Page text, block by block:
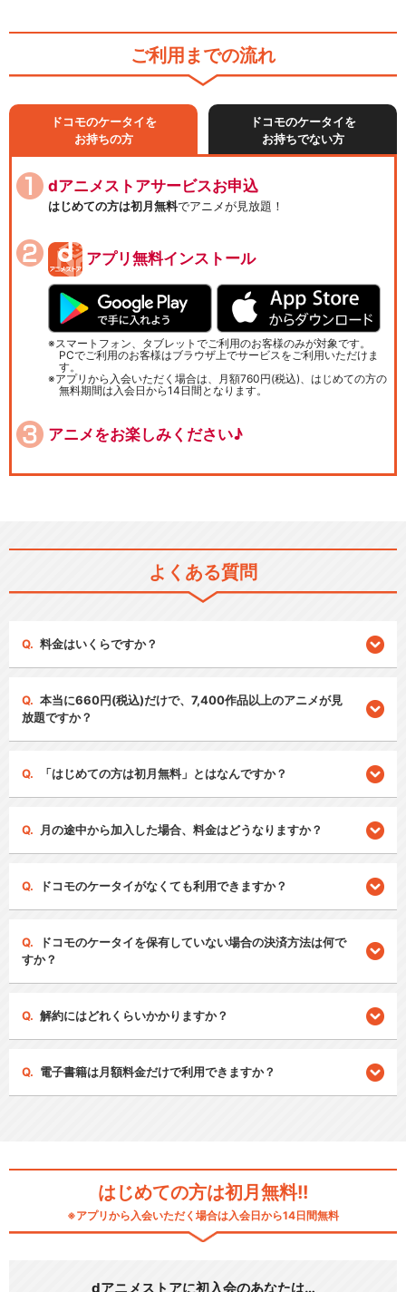
ご利用までの流れ
ドコモのケータイを
お持ちの方
ドコモのケータイを
お持ちでない方
dアニメストアサービスお申込
はじめての方は初月無料でアニメが見放題！
アプリ無料インストール
スマートフォン、タブレットでご利用のお客様のみが対象です。
PCでご利用のお客様はブラウザ上でサービスをご利用いただけま
す。
アプリから入会いただく場合は、月額760円(税込)、はじめての方の
無料期間は入会日から14日間となります。
アニメをお楽しみください♪
よくある質問
料金はいくらですか？
本当に660円(税込)だけで、7,400作品以上のアニメが見
放題ですか？
「はじめての方は初月無料」とはなんですか？
月の途中から加入した場合、料金はどうなりますか？
ドコモのケータイがなくても利用できますか？
ドコモのケータイを保有していない場合の決済方法は何で
すか？
解約にはどれくらいかかりますか？
電子書籍は月額料金だけで利用できますか？
はじめての方は初月無料!!
※アプリから入会いただく場合は入会日から14日間無料
dアニメストアに初入会のあなたは…